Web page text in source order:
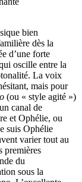
bien
dès la
d’une forte
oscille entre la
La voix
mais pour
(ou « style agité »)
canal de
et Ophélie, ou
suis Ophélie
varier tout au
premières
du
sous la